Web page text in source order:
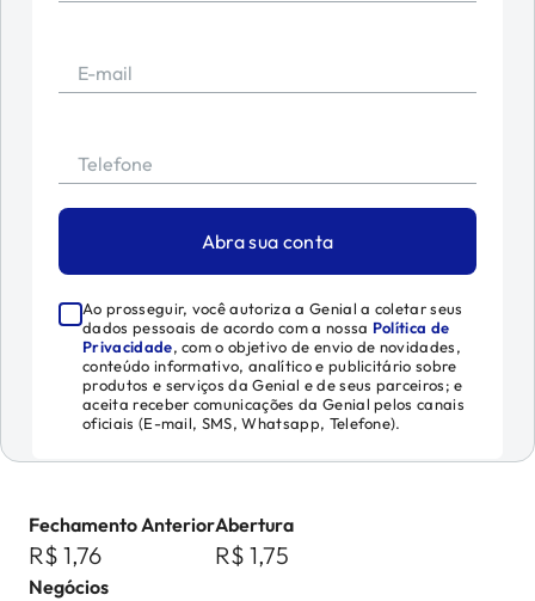
E-mail
Telefone
Abra sua conta
Ao prosseguir, você autoriza a Genial a coletar seus
dados pessoais de acordo com a nossa Política de
Privacidade, com o objetivo de envio de novidades,
conteúdo informativo, analítico e publicitário sobre
produtos e serviços da Genial e de seus parceiros; e
aceita receber comunicações da Genial pelos canais
oficiais (E-mail, SMS, Whatsapp, Telefone).
Fechamento Anterior
R$ 1,76
Abertura
R$ 1,75
Negócios